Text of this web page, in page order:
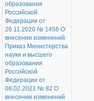
образования
Российской
Федерации от
26.11.2020 № 1456 О
внесении изменений
Приказ Министерства
науки и высшего
образования
Российской
Федерации от
08.02.2021 № 82 О
внесении изменений